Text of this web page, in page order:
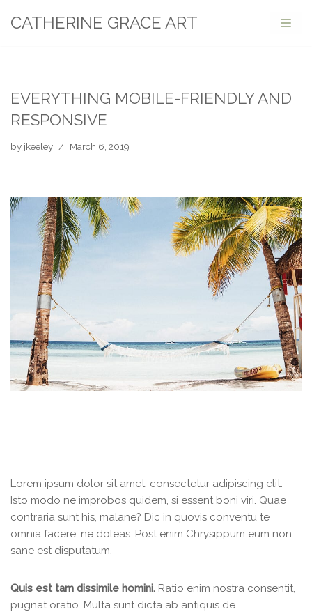
CATHERINE GRACE ART
EVERYTHING MOBILE-FRIENDLY AND
RESPONSIVE
by jkeeley March 6, 2019
Lorem ipsum dolor sit amet, consectetur adipiscing elit.
Isto modo ne improbos quidem, si essent boni viri. Quae
contraria sunt his, malane? Dic in quovis conventu te
omnia facere, ne doleas. Post enim Chrysippum eum non
sane est disputatum.
Quis est tam dissimile homini. Ratio enim nostra consentit,
pugnat oratio. Multa sunt dicta ab antiquis de